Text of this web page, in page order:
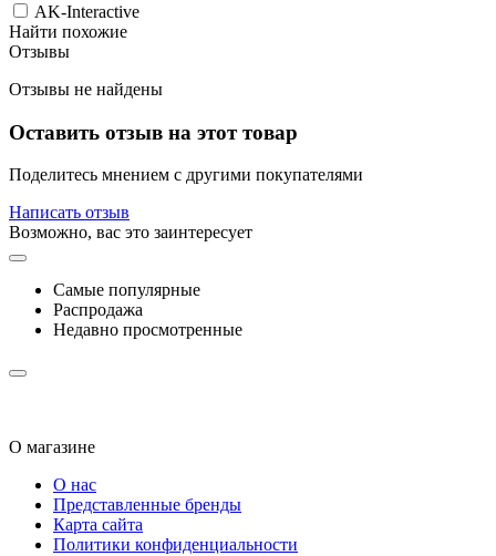
AK-Interactive
Найти похожие
Отзывы
Отзывы не найдены
Оставить отзыв на этот товар
Поделитесь мнением с другими покупателями
Написать отзыв
Возможно, вас это заинтересует
Самые популярные
Распродажа
Недавно просмотренные
О магазине
О нас
Представленные бренды
Карта сайта
Политики конфиденциальности